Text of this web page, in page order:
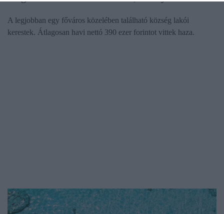
A legjobban egy főváros közelében található község lakói
kerestek. Átlagosan havi nettó 390 ezer forintot vittek haza.